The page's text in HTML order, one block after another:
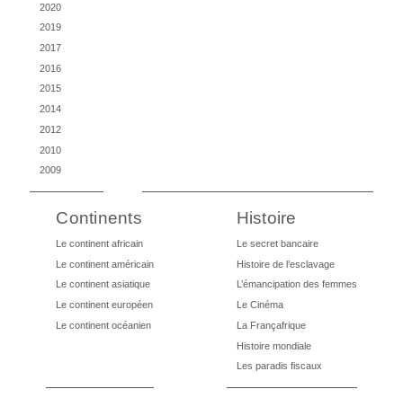
2020
2019
2017
2016
2015
2014
2012
2010
2009
Continents
Le continent africain
Le continent américain
Le continent asiatique
Le continent européen
Le continent océanien
Histoire
Le secret bancaire
Histoire de l’esclavage
L’émancipation des femmes
Le Cinéma
La Françafrique
Histoire mondiale
Les paradis fiscaux